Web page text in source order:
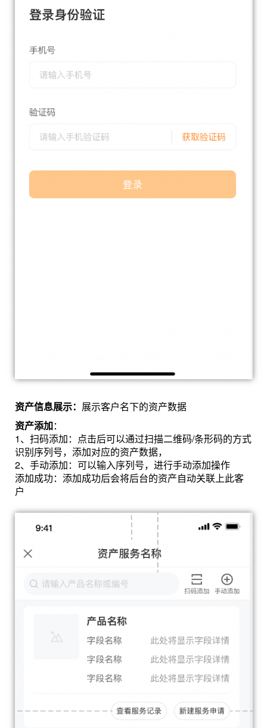
资产信息展示： 展示客户名下的资产数据
资产添加：
1、扫码添加：点击后可以通过扫描二维码/条形码的方式
识别序列号，添加对应的资产数据，
2、手动添加：可以输入序列号，进行手动添加操作
添加成功：添加成功后会将后台的资产自动关联上此客
户